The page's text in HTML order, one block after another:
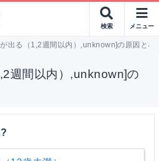
検索 メニュー
出る（1,2週間以内）,unknown]の原因とな
週間以内）,unknown]の